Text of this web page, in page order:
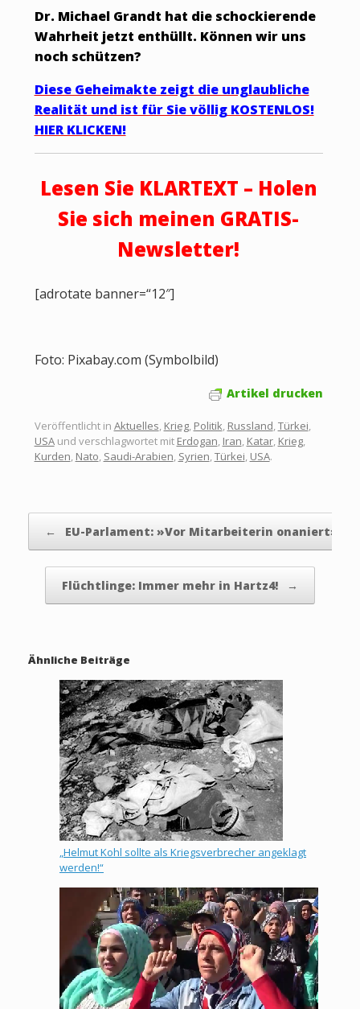
Dr. Michael Grandt hat die schockierende
Wahrheit jetzt enthüllt. Können wir uns
noch schützen?
Diese Geheimakte zeigt die unglaubliche
Realität und ist für Sie völlig KOSTENLOS!
HIER KLICKEN!
Lesen Sie KLARTEXT – Holen
Sie sich meinen GRATIS-
Newsletter!
[adrotate banner=“12″]
Foto: Pixabay.com (Symbolbild)
Artikel drucken
Veröffentlicht in Aktuelles, Krieg, Politik, Russland,Türkei,
USAund verschlagwortet mit Erdogan, Iran, Katar, Krieg,
Kurden, Nato, Saudi-Arabien, Syrien,Türkei, USA.
← EU-Parlament: »Vor Mitarbeiterin onaniert»
Flüchtlinge: Immer mehr in Hartz4! →
Ähnliche Beiträge
„Helmut Kohl sollte als Kriegsverbrecher angeklagt
werden!“